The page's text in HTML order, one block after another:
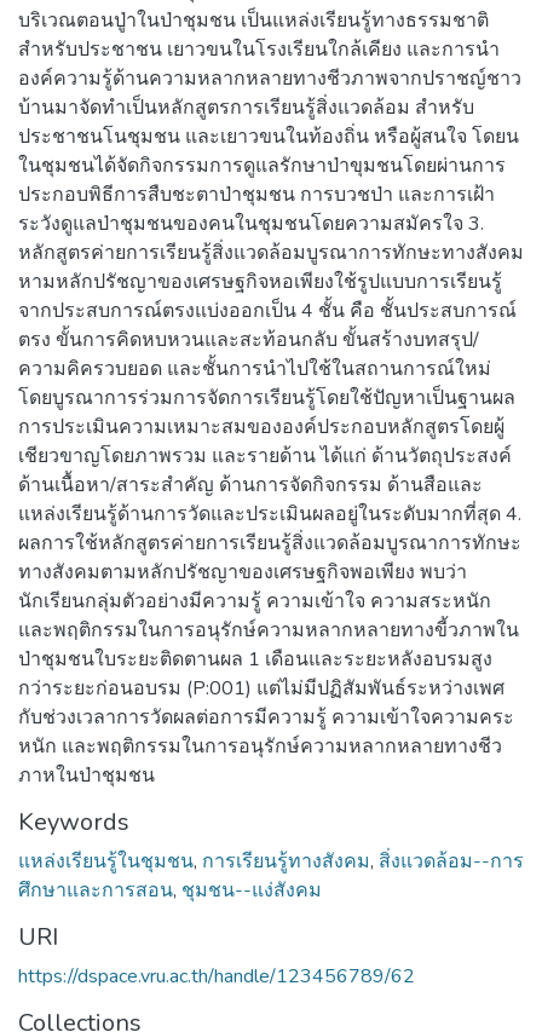
บริเวณตอนปู่าในป่าชุมชน เป็นแหล่งเรียนรู้ทางธรรมชาติ
สำหรับประชาชน เยาวขนในโรงเรียนใกล้เคียง และการนำ
องค์ความรู้ด้านความหลากหลายทางชีวภาพจากปราชญ์ชาว
บ้านมาจัดทำเป็นหลักสูตรการเรียนรู้สิ่งแวดล้อม สำหรับ
ประชาชนโนชุมชน และเยาวขนในท้องถิ่น หรือผู้สนใจ โดยน
ในชุมชนได้จัดกิจกรรมการดูแลรักษาป่าขุมชนโดยผ่านการ
ประกอบพิธีการสืบชะตาป่าชุมชน การบวชป่า และการเฝ้า
ระวังดูแลป่าชุมชนของคนในชุมชนโดยความสมัครใจ 3.
หลักสูตรค่ายการเรียนรู้สิ่งแวดล้อมบูรณาการทักษะทางสังคม
หามหลักปรัชญาของเศรษฐกิจหอเพียงใช้รูปแบบการเรียนรู้
จากประสบการณ์ตรงแบ่งออกเป็น 4 ชั้น คือ ชั้นประสบการณ์
ตรง ขั้นการคิดหบหวนและสะท้อนกลับ ขั้นสร้างบทสรุป/
ความคิครวบยอด และชั้นการนำไปใช้ในสถานการณ์ใหม่
โดยบูรณาการร่วมการจัดการเรียนรู้โดยใช้ปัญหาเป็นฐานผล
การประเมินความเหมาะสมขององค์ประกอบหลักสูตรโดยผู้
เชียวขาญโดยภาพรวม และรายด้าน ได้แก่ ด้านวัตถุประสงค์
ด้านเนื้อหา/สาระสำคัญ ด้านการจัดกิจกรรม ด้านสือและ
แหล่งเรียนรู้ด้านการวัดและประเมินผลอยู่ในระดับมากที่สุด 4.
ผลการใช้หลักสูตรค่ายการเรียนรู้สิ่งแวดล้อมบูรณาการทักษะ
ทางสังคมตามหลักปรัชญาของเศรษฐกิจพอเพียง พบว่า
นักเรียนกลุ่มตัวอย่างมีความรู้ ความเข้าใจ ความสระหนัก
และพฤติกรรมในการอนุรักษ์ความหลากหลายทางขี้วภาพใน
ป่าชุมชนใบระยะติดตานผล 1 เดือนและระยะหลังอบรมสูง
กว่าระยะก่อนอบรม (P:001) แต่ไม่มีปฏิสัมพันธ์ระหว่างเพศ
กับช่วงเวลาการวัดผลต่อการมีความรู้ ความเข้าใจความคระ
หนัก และพฤติกรรมในการอนุรักษ์ความหลากหลายทางชีว
ภาหในป่าชุมชน
Keywords
แหล่งเรียนรู้ในชุมชน, การเรียนรู้ทางสังคม, สิ่งแวดล้อม--การ
ศึกษาและการสอน, ชุมชน--แง่สังคม
URI
https://dspace.vru.ac.th/handle/123456789/62
Collections